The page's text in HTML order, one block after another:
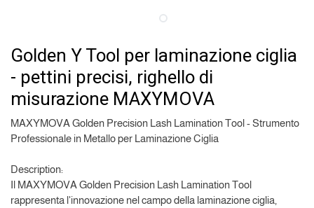
Golden Y Tool per laminazione ciglia
- pettini precisi, righello di
misurazione MAXYMOVA
MAXYMOVA Golden Precision Lash Lamination Tool - Strumento
Professionale in Metallo per Laminazione Ciglia
Description:
Il MAXYMOVA Golden Precision Lash Lamination Tool
rappresenta l'innovazione nel campo della laminazione ciglia,